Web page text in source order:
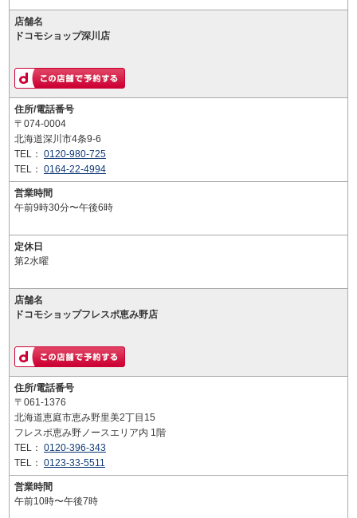
店舗名
ドコモショップ深川店
住所/電話番号
〒074-0004
北海道深川市4条9-6
TEL： 0120-980-725
TEL： 0164-22-4994
営業時間
午前9時30分〜午後6時
定休日
第2水曜
店舗名
ドコモショップフレスポ恵み野店
住所/電話番号
〒061-1376
北海道恵庭市恵み野里美2丁目15
フレスポ恵み野ノースエリア内 1階
TEL： 0120-396-343
TEL： 0123-33-5511
営業時間
午前10時〜午後7時